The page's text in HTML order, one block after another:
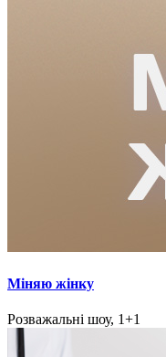
Міняю жінку
Розважальні шоу, 1+1